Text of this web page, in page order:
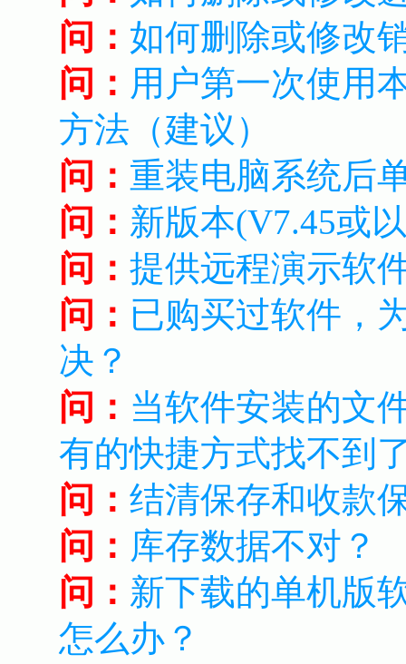
问： 如何删除或修改
问： 用户第一次使用
方法（建议）
问： 重装电脑系统后
问： 新版本(V7.45或
问： 提供远程演示软
问： 已购买过软件，
决？
问： 当软件安装的文
有的快捷方式找不到
问： 结清保存和收款
问： 库存数据不对？
问： 新下载的单机版
怎么办？